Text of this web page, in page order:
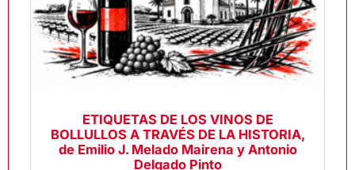
ETIQUETAS DE LOS VINOS DE
BOLLULLOS A TRAVÉS DE LA HISTORIA,
de Emilio J. Melado Mairena y Antonio
Delgado Pinto